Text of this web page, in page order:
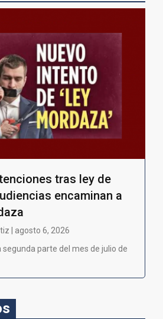
tras ley de
encaminan a
| agosto 6, 2026
parte del mes de julio de